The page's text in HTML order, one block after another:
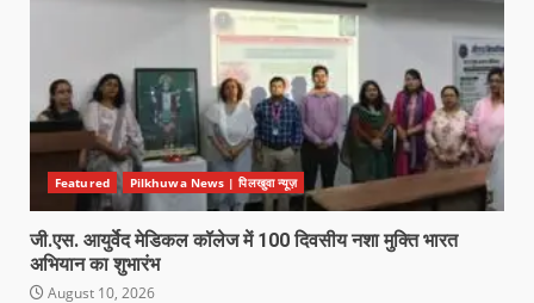
Featured Pilkhuwa News | पिलखुवा न्यूज़
जी.एस. आयुर्वेद मेडिकल कॉलेज में 100 दिवसीय नशा मुक्ति भारत
अभियान का शुभारंभ
August 10, 2026